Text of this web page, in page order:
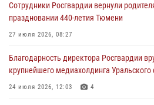
масштабных спортивных событий на
05 августа 2026, 05:22
виновника ДТП
05 августа 2026, 05:15
Сотрудники Росгвардии вернули
праздновании 440-летия Тюмени
27 июля 2026, 08:27
Благодарность директора Росгвардии
крупнейшего медиахолдинга Уральского
24 июля 2026, 12:03 4